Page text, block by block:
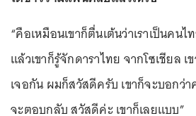
“คือเหมือนเขาก็ตื่นเต้นว่าเราเป็นคน
แล้วเขาก็รู้จักดาราไทย จากโซเชียล เ
เจอกัน ผมก็สวัสดีครับ เขาก็จะบอกว่า
จะตอบกลับ สวัสดีค่ะ เขาก็เลยแบบ”